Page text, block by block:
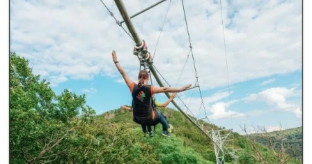
inkl. Nutzung des 1000m² großen Wellnessbereiches
inkl. Nutzung Innen- & Außenpool (Badelandschaft)
inkl. Saunalandschaft mit drei Saunen
inkl. Sonnenterrasse mit Blick auf die Burgberg
inkl. Ruheraum mit Panorama-Fenster
inkl. Verleih von Babyausstattung (z.B. Babybett)
inkl. Wlan Nutzung im Hotel